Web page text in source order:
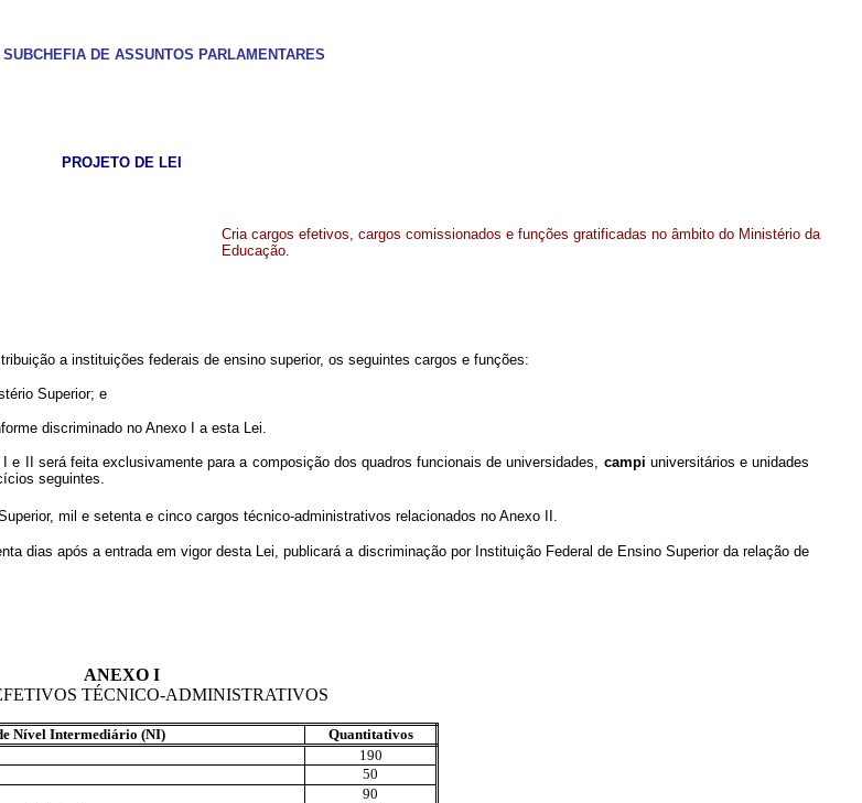
SUBCHEFIA DE ASSUNTOS PARLAMENTARES
PROJETO DE LEI
Cria cargos efetivos, cargos comissionados e funções gratificadas no âmbito do Ministério da
Educação.
a instituições federais de ensino superior, os seguintes cargos e funções:
Superior; e
discriminado no Anexo I a esta Lei.
exclusivamente para a composição dos quadros funcionais de universidades, campi universitários e unidades
seguintes.
mil e setenta e cinco cargos técnico-administrativos relacionados no Anexo II.
a entrada em vigor desta Lei, publicará a discriminação por Instituição Federal de Ensino Superior da relação de
ANEXO I
TÉCNICO-ADMINISTRATIVOS
Nível Intermediário (NI)
Quantitativos
190
50
90